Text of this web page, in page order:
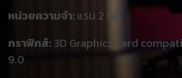
หน่วยความจำ:แรม 2 GB
กราฟิกส์:3D Graphics card
9.0